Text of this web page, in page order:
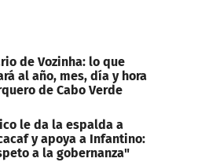
de Vozinha: lo que
al año, mes, día y hora
de Cabo Verde
le da la espalda a
y apoya a Infantino:
a la gobernanza"